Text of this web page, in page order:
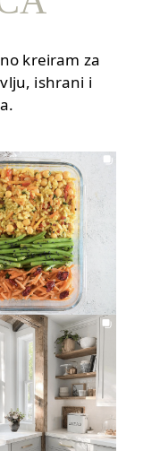
kreiram za
ishrani i